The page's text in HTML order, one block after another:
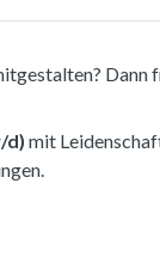
Dann
d) mit